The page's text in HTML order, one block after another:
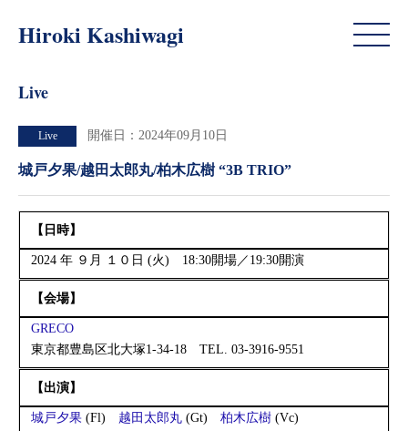
Hiroki Kashiwagi
Live
Live 開催日：2024年09月10日
城戸夕果/越田太郎丸/柏木広樹 “3B TRIO”
【日時】
2024 年 ９月 １０日 (火) 18:30開場／19:30開演
【会場】
GRECO
東京都豊島区北大塚1-34-18 TEL. 03-3916-9551
【出演】
城戸夕果 (Fl) 越田太郎丸 (Gt) 柏木広樹 (Vc)